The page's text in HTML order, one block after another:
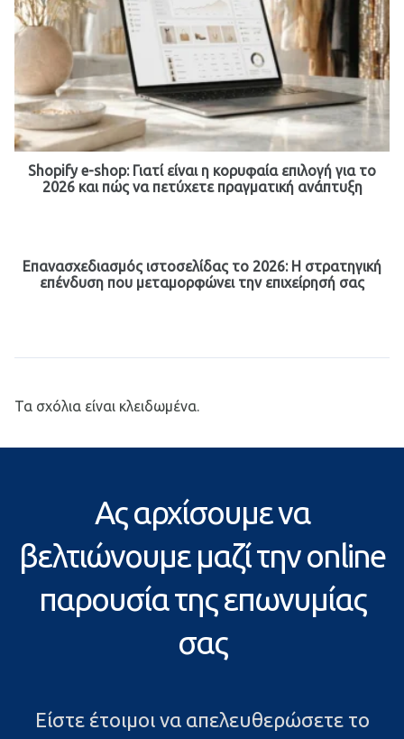
Shopify e-shop: Γιατί είναι η κορυφαία επιλογή για το
2026 και πώς να πετύχετε πραγματική ανάπτυξη
Επανασχεδιασμός ιστοσελίδας το 2026: Η στρατηγική
επένδυση που μεταμορφώνει την επιχείρησή σας
Τα σχόλια είναι κλειδωμένα.
Ας αρχίσουμε να
βελτιώνουμε μαζί την online
παρουσία της επωνυμίας
σας
Είστε έτοιμοι να απελευθερώσετε το